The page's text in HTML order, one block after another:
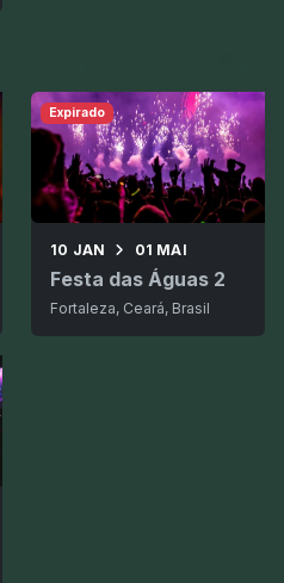
10 JAN 01 MAI
Festa das Águas 2
Fortaleza, Ceará, Brasil
Expirado